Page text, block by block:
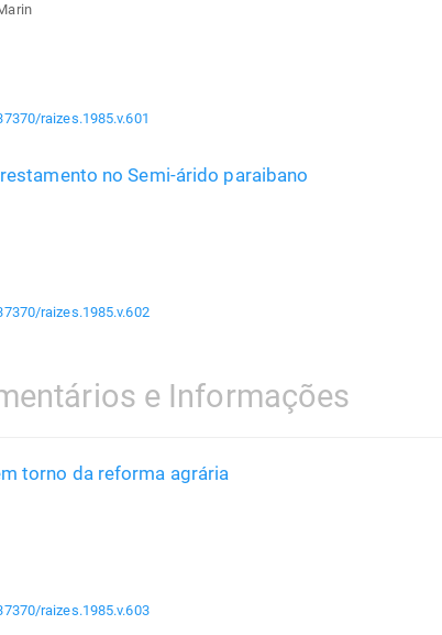
raizes.1985.v.601
no Semi-árido paraibano
raizes.1985.v.602
e Informações
torno da reforma agrária
raizes.1985.v.603